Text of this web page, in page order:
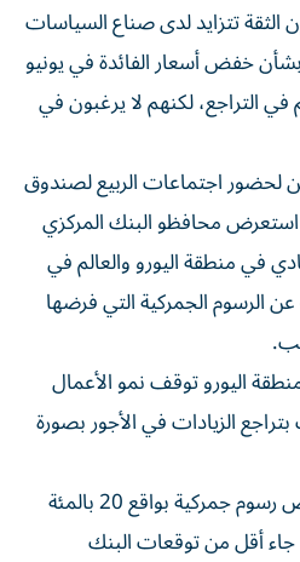
إن الثقة تتزايد لدى صناع السياسات
خفض أسعار الفائدة في يونيو
التراجع، لكنهم لا يرغبون في
اجتماعات الربيع لصندوق
استعرض محافظو البنك المركزي
في منطقة اليورو والعالم في
الرسوم الجمركية التي فرضها
اليورو توقف نمو الأعمال
الزيادات في الأجور بصورة
وأعلن ترامب في البداية فرض رسوم جمركية بواقع 20 بالمئة
جاء أقل من توقعات البنك